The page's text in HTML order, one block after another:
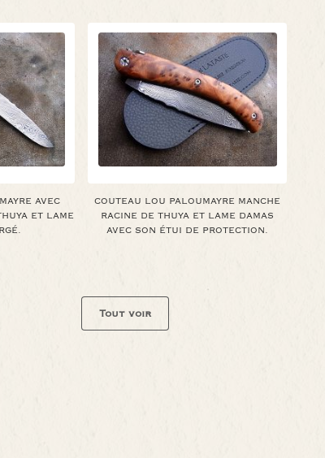
AVEC
ET LAME
COUTEAU LOU PALOUMAYRE MANCHE
RACINE DE THUYA ET LAME DAMAS
AVEC SON ÉTUI DE PROTECTION.
Tout voir